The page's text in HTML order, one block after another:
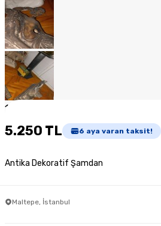
1
5.250 TL 6 aya varan taksit!
Antika Dekoratif Şamdan
Maltepe, İstanbul